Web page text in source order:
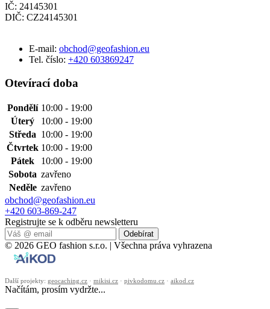
IČ: 24145301
DIČ: CZ24145301
E-mail: obchod@geofashion.eu
Tel. číslo: +420 603869247
Otevírací doba
Pondělí 10:00 - 19:00
Úterý
10:00 - 19:00
Středa 10:00 - 19:00
Čtvrtek 10:00 - 19:00
Pátek
10:00 - 19:00
Sobota zavřeno
Neděle zavřeno
obchod@geofashion.eu
+420 603-869-247
Registrujte se k odběru newsletteru
Odebírat
© 2026 GEO fashion s.r.o. | Všechna práva vyhrazena
Další projekty: geocaching.cz · mikisi.cz · pivkodomu.cz · aikod.cz
Načítám, prosím vydržte...